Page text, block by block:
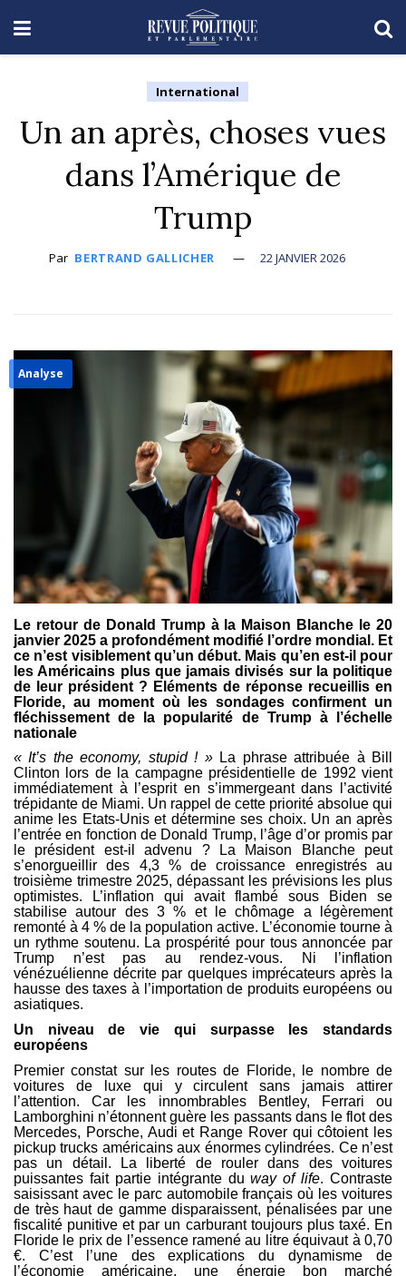
International
Un an après, choses vues
dans l’Amérique de
Trump
Par BERTRAND GALLICHER 22 JANVIER 2026
Analyse
Le retour de Donald Trump à la Maison Blanche le 20
janvier 2025 a profondément modifié l’ordre mondial. Et
ce n’est visiblement qu’un début. Mais qu’en est-il pour
les Américains plus que jamais divisés sur la politique
de leur président ? Eléments de réponse recueillis en
Floride, au moment où les sondages confirment un
fléchissement de la popularité de Trump à l’échelle
nationale
« It’s the economy, stupid ! »La phrase attribuée à Bill
Clinton lors de la campagne présidentielle de 1992 vient
immédiatement à l’esprit en s’immergeant dans l’activité
trépidante de Miami. Un rappel de cette priorité absolue qui
anime les Etats-Unis et détermine ses choix. Un an après
l’entrée en fonction de Donald Trump, l’âge d’or promis par
le président est-il advenu ? La Maison Blanche peut
s’enorgueillir des 4,3 % de croissance enregistrés au
troisième trimestre 2025, dépassant les prévisions les plus
optimistes. L’inflation qui avait flambé sous Biden se
stabilise autour des 3 % et le chômage a légèrement
remonté à 4 % de la population active. L’économie tourne à
un rythme soutenu. La prospérité pour tous annoncée par
Trump n’est pas au rendez-vous. Ni l’inflation
vénézuélienne décrite par quelques imprécateurs après la
hausse des taxes à l’importation de produits européens ou
asiatiques.
Un niveau de vie qui surpasse les standards
européens
Premier constat sur les routes de Floride, le nombre de
voitures de luxe qui y circulent sans jamais attirer
l’attention. Car les innombrables Bentley, Ferrari ou
Lamborghini n’étonnent guère les passants dans le flot des
Mercedes, Porsche, Audi et Range Rover qui côtoient les
pickup trucks américains aux énormes cylindrées. Ce n’est
pas un détail. La liberté de rouler dans des voitures
puissantes fait partie intégrante duway of life. Contraste
saisissant avec le parc automobile français où les voitures
de très haut de gamme disparaissent, pénalisées par une
fiscalité punitive et par un carburant toujours plus taxé. En
Floride le prix de l’essence ramené au litre équivaut à 0,70
€. C’est l’une des explications du dynamisme de
l’économie américaine, une énergie bon marché